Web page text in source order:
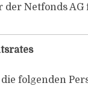
Netfonds
folgenden